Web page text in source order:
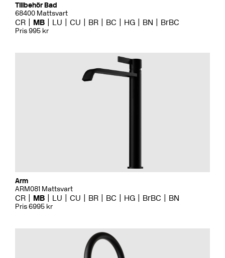
Tillbehör Bad
68400 Mattsvart
CR MB LU CU BR BC HG BN BrBC
Pris 995 kr
Arm
ARM081 Mattsvart
CR MB LU CU BR BC HG BrBC BN
Pris 6995 kr